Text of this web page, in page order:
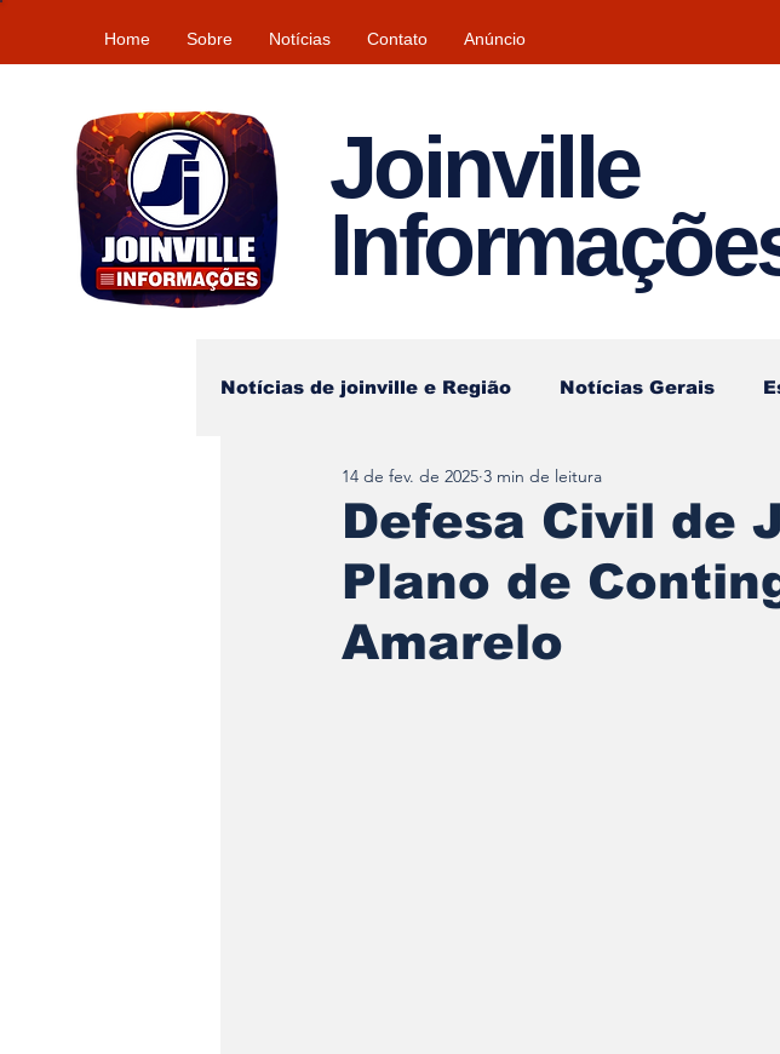
Home Sobre Notícias Contato Anúncio
Joinville
Notícias de joinville e Região Notícias Gerais
Tempo\clima
Defesa Civil de
Plano de
Amarelo
14 de fev. de 2025 3 min de leitura